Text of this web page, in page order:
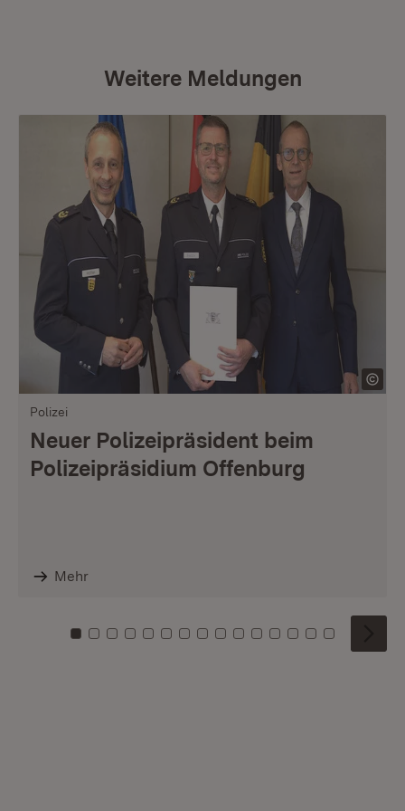
Weitere Meldungen
Polizei
Neuer Polizeipräsident beim
Polizeipräsidium Offenburg
Mehr
Zu Kachel: 0
Zu Kachel: 1
Zu Kachel: 2
Zu Kachel: 3
Zu Kachel: 4
Zu Kachel: 5
Zu Kachel: 6
Zu Kachel: 7
Zu Kachel: 8
Zu Kachel: 9
Zu Kachel: 10
Zu Kachel: 11
Zu Kachel: 12
Zu Kachel:
Zu